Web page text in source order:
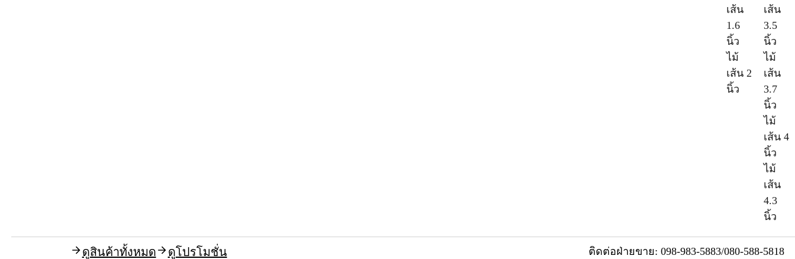
เส้น
1.6
นิ้ว
ไม้
เส้น 2
นิ้ว
เส้น
3.5
นิ้ว
ไม้
เส้น
3.7
นิ้ว
ไม้
เส้น 4
นิ้ว
ไม้
เส้น
4.3
นิ้ว
ดูสินค้าทั้งหมด ดูโปรโมชั่น ติดต่อฝ่ายขาย: 098-983-5883/080-588-5818